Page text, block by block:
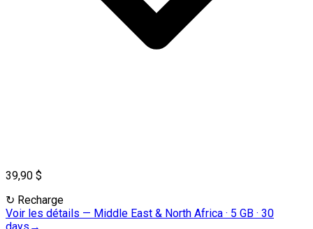
39,90 $
↻ Recharge
Voir les détails — Middle East & North Africa · 5 GB · 30